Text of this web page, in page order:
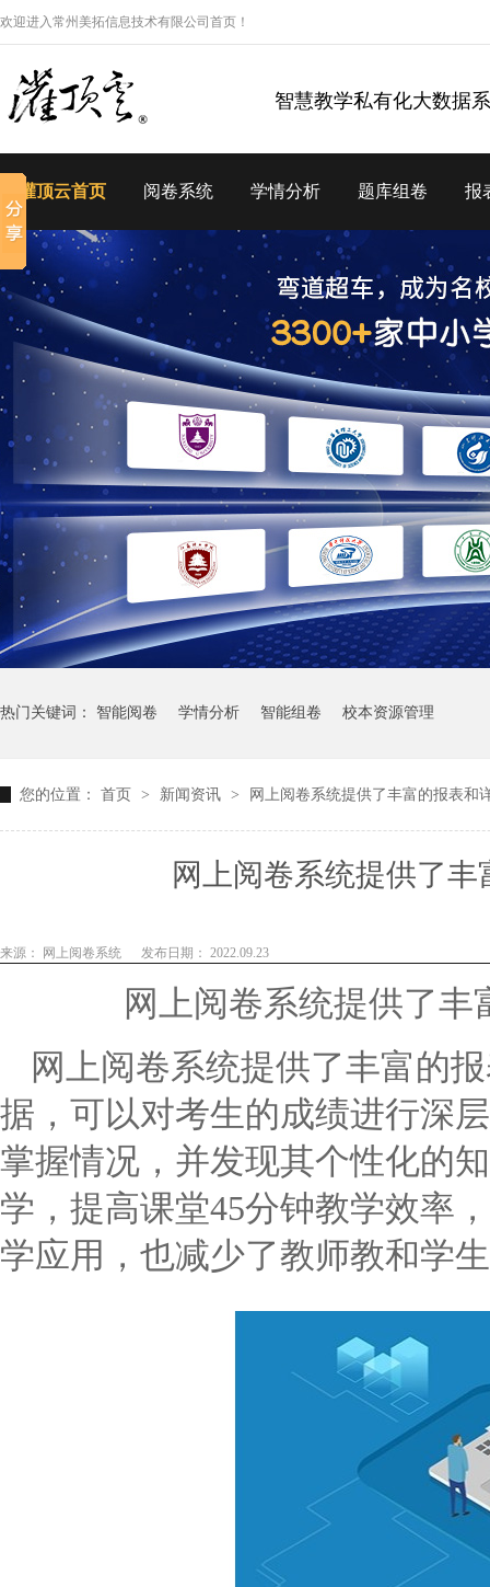
欢迎进入常州美拓信息技术有限公司首页！
智慧教学私有化大数据
灌顶云首页 阅卷系统 学情分析 题库组卷 报
热门关键词： 智能阅卷 学情分析 智能组卷 校本资源管理
您的位置： 首页 > 新闻资讯 > 网上阅卷系统提供了丰富的报表和
网上阅卷系统提供了
来源： 网上阅卷系统 发布日期： 2022.09.23
网上阅卷系统提供了
网上阅卷系统提供了丰富的
据，可以对考生的成绩进行深
掌握情况，并发现其个性化的
学，提高课堂45分钟教学效率
学应用，也减少了教师教和学